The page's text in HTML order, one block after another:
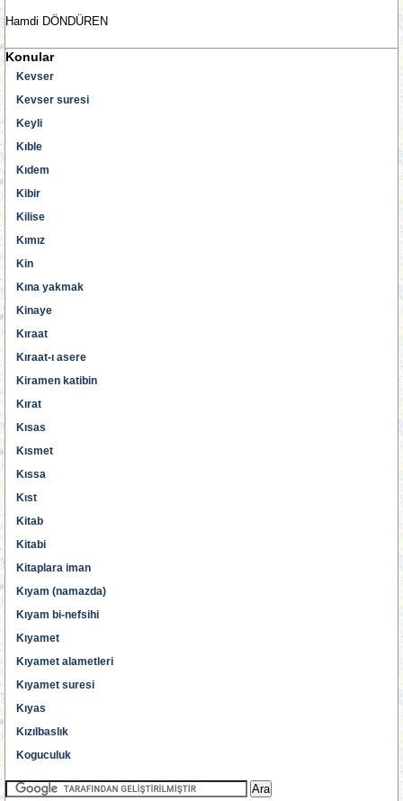
Hamdi DÖNDÜREN
Konular
Kevser
Kevser suresi
Keyli
Kıble
Kıdem
Kibir
Kilise
Kımız
Kin
Kına yakmak
Kinaye
Kıraat
Kıraat-ı asere
Kiramen katibin
Kırat
Kısas
Kısmet
Kıssa
Kıst
Kitab
Kitabi
Kitaplara iman
Kıyam (namazda)
Kıyam bi-nefsihi
Kıyamet
Kıyamet alametleri
Kıyamet suresi
Kıyas
Kızılbaslık
Koguculuk